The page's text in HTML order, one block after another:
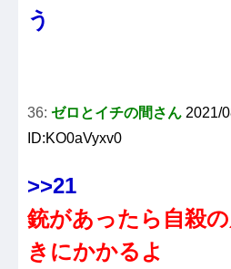
う
36: ゼロとイチの間さん 2021/
ID:KO0aVyxv0
>>21
銃があったら自殺
きにかかるよ